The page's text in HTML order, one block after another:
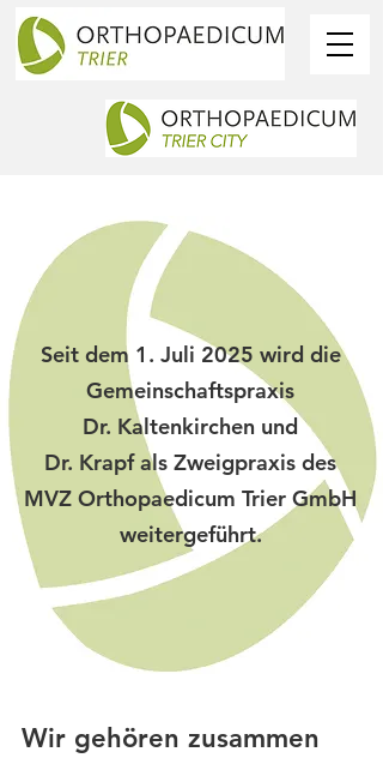
Seit dem 1. Juli 2025 wird die
Gemeinschaftspraxis
Dr. Kaltenkirchen und
Dr. Krapf als Zweigpraxis des
MVZ Orthopaedicum Trier GmbH
weitergeführt.
Wir gehören zusammen